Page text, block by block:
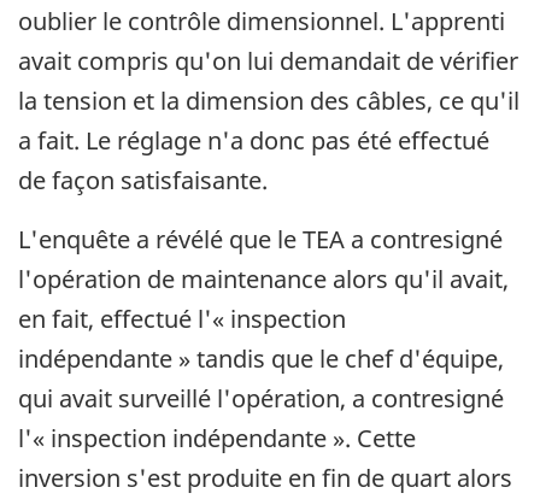
oublier le contrôle dimensionnel. L'apprenti
avait compris qu'on lui demandait de vérifier
la tension et la dimension des câbles, ce qu'il
a fait. Le réglage n'a donc pas été effectué
de façon satisfaisante.
L'enquête a révélé que le TEA a contresigné
l'opération de maintenance alors qu'il avait,
en fait, effectué l'« inspection
indépendante » tandis que le chef d'équipe,
qui avait surveillé l'opération, a contresigné
l'« inspection indépendante ». Cette
inversion s'est produite en fin de quart alors